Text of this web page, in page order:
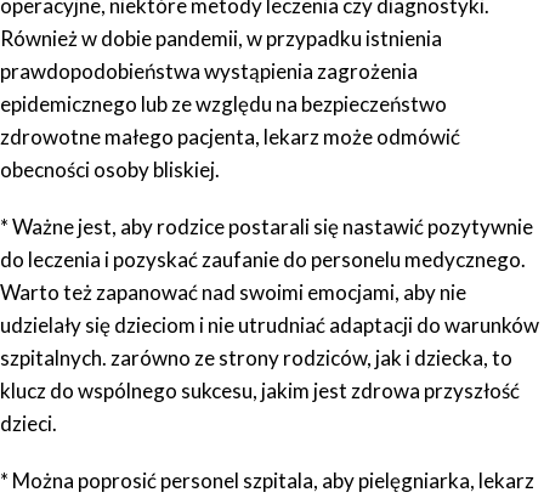
operacyjne, niektóre metody leczenia czy diagnostyki.
Również w dobie pandemii, w przypadku istnienia
prawdopodobieństwa wystąpienia zagrożenia
epidemicznego lub ze względu na bezpieczeństwo
zdrowotne małego pacjenta, lekarz może odmówić
obecności osoby bliskiej.
* Ważne jest, aby rodzice postarali się nastawić pozytywnie
do leczenia i pozyskać zaufanie do personelu medycznego.
Warto też zapanować nad swoimi emocjami, aby nie
udzielały się dzieciom i nie utrudniać adaptacji do warunków
szpitalnych. zarówno ze strony rodziców, jak i dziecka, to
klucz do wspólnego sukcesu, jakim jest zdrowa przyszłość
dzieci.
* Można poprosić personel szpitala, aby pielęgniarka, lekarz